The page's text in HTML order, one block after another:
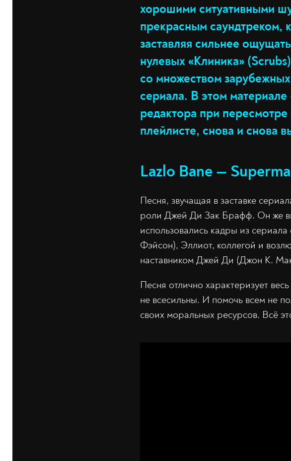
хорошими ситуативными
прекрасным саундтреком,
заставляя сильнее
нулевых «Клиника»
со множеством
сериала. В этом
редактора при пересмотре
плейлисте, снова и снова
Lazlo Bane —
Песня, звучащая в заставке
роли Джей Ди Зак Брафф. Он же
использовались кадры из
Фэйсон), Эллиот, коллегой и
наставником Джей Ди (Джон К.
Песня отлично характеризует
не всесильны. И помочь всем не
своих моральных ресурсов. Всё